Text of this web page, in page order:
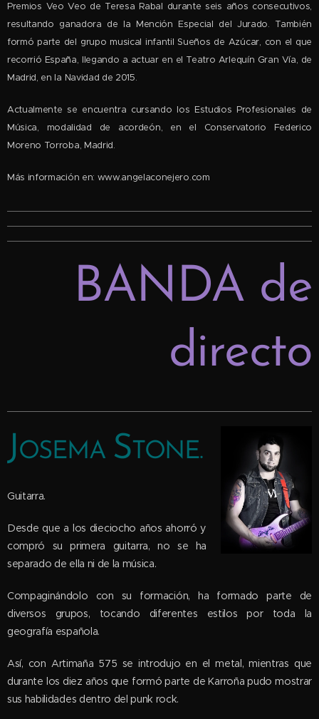
Premios Veo Veo de Teresa Rabal durante seis años consecutivos,
resultando ganadora de la Mención Especial del Jurado. También
formó parte del grupo musical infantil Sueños de Azúcar, con el que
recorrió España, llegando a actuar en el Teatro Arlequín Gran Vía, de
Madrid, en la Navidad de 2015.
Actualmente se encuentra cursando los Estudios Profesionales de
Música, modalidad de acordeón, en el Conservatorio Federico
Moreno Torroba, Madrid.
Más información en: www.angelaconejero.com
BANDA de
directo
JOSEMA S TONE.
Guitarra.
Desde que a los dieciocho años ahorró y
compró su primera guitarra, no se ha
separado de ella ni de la música.
Compaginándolo con su formación, ha formado parte de
diversos grupos, tocando diferentes estilos por toda la
geografía española.
Así, con Artimaña 575 se introdujo en el metal, mientras que
durante los diez años que formó parte de Karroña pudo mostrar
sus habilidades dentro del punk rock.